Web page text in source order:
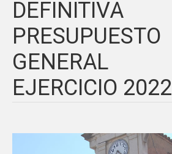
DEFINITIVA
PRESUPUESTO
GENERAL
EJERCICIO 2022